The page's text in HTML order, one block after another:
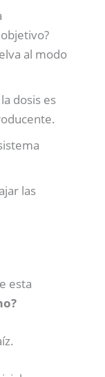
al modo
dosis es
las
esta